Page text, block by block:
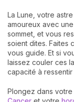
La Lune, votre
amoureux avec
sommet, et vous
soient dites. Faites
vous guide. Et si
laissez couler ces
capacité à
Plongez dans